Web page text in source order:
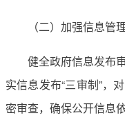
（二）加强信息管
健全政府信息发布
实信息发布“三审制”，
密审查，确保公开信息